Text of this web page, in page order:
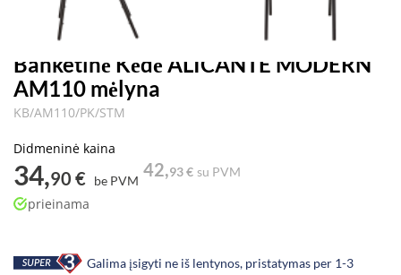
Banketinė Kėdė ALICANTE MODERN
AM110 mėlyna
KB/AM110/PK/STM
Didmeninė kaina
34,90 € be PVM
42,93 € su PVM
prieinama
Galima įsigyti ne iš lentynos, pristatymas per 1-3